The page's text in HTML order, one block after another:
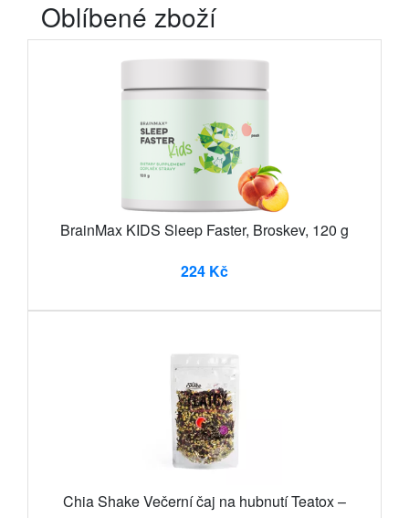
Oblíbené zboží
BrainMax KIDS Sleep Faster, Broskev, 120 g
224 Kč
Chia Shake Večerní čaj na hubnutí Teatox –